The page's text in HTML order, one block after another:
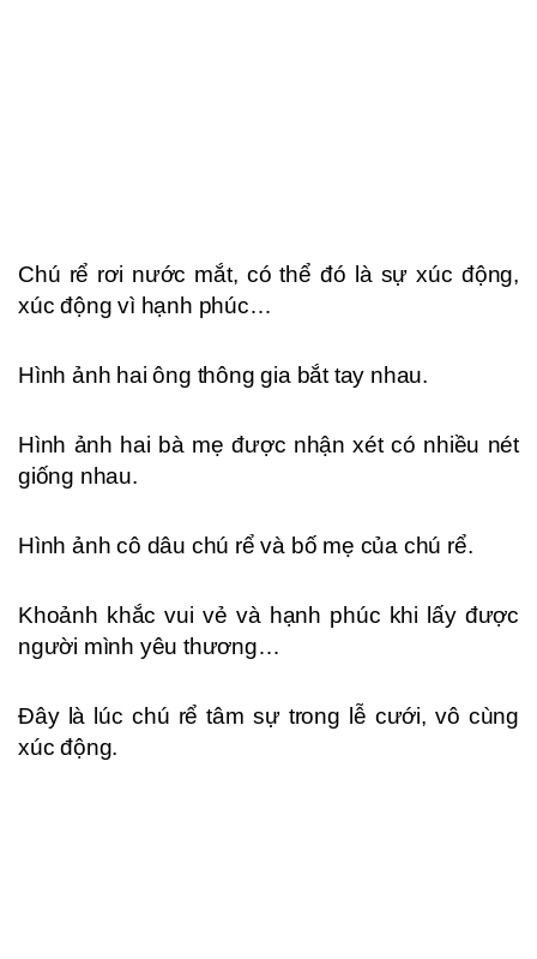
Chú rể rơi nước mắt, có thể đó là sự xúc động,
xúc động vì hạnh phúc…
Hình ảnh hai ông thông gia bắt tay nhau.
Hình ảnh hai bà mẹ được nhận xét có nhiều nét
giống nhau.
Hình ảnh cô dâu chú rể và bố mẹ của chú rể.
Khoảnh khắc vui vẻ và hạnh phúc khi lấy được
người mình yêu thương…
Đây là lúc chú rể tâm sự trong lễ cưới, vô cùng
xúc động.